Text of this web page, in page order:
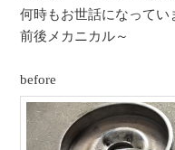
何時もお世話になってい
前後メカニカル～
before